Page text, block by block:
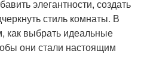
элегантности, создать
стиль комнаты. В
как выбрать идеальные
они стали настоящим